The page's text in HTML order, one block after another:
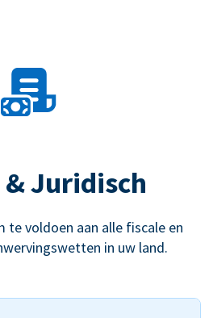
& Juridisch
te voldoen aan alle fiscale en
in uw land.